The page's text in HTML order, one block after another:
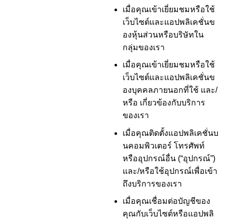
เมื่อคุณเข้าเยี่ยมชมหรือใช้
เว็บไซต์และแอปพลิเคชั่นข
องหุ้นส่วนหรือบริษัทใน
กลุ่มของเรา
เมื่อคุณเข้าเยี่ยมชมหรือใช้
เว็บไซต์และแอปพลิเคชั่นข
องบุคคลภายนอกที่ใช้ และ/
หรือ เกี่ยวข้องกับบริการ
ของเรา
เมื่อคุณติดตั้งแอปพลิเคชั่นบ
นคอมพิวเตอร์ โทรศัพท์
หรืออุปกรณ์อื่น (“อุปกรณ์”)
และ/หรือใช้อุปกรณ์เพื่อเข้า
ถึงบริการของเรา
เมื่อคุณเชื่อมต่อบัญชีของ
คุณกับเว็บไซต์หรือแอปพลิ